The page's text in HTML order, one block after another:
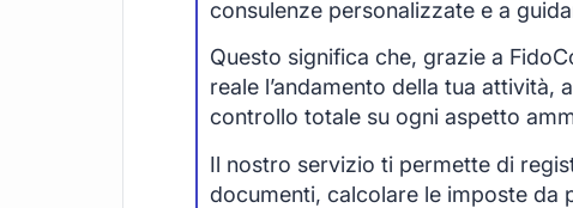
consulenze personalizzate e a
Questo significa che, grazie a
reale l’andamento della tua
controllo totale su ogni aspetto
Il nostro servizio ti permette di
documenti, calcolare le imposte da